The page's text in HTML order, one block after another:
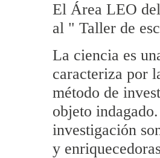
El Área LEO
al " Taller de
La ciencia es
caracteriza por
método de
objeto
investigación
y